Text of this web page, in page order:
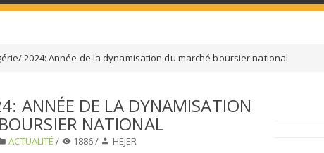
SÉLECTIONNEZ UN/DES SECTEURS
SELECTIONNEZ UNE SECTION
2024: Année de la dynamisation du marché boursier national
ANNÉE DE LA DYNAMISATION
NATIONAL
ACTUALITÉ / 1886 / HEJER